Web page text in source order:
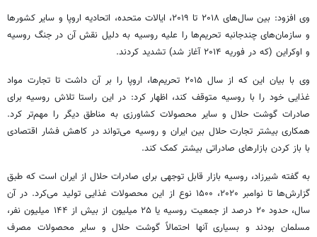
وی افزود: بین سال‌های ۲۰۱۸ تا ۲۰۱۹، ایالات متحده، اتحادیه اروپا و سایر کشورها
و سازمان‌های چندجانبه تحریم‌ها را علیه روسیه به دلیل نقش آن در جنگ روسیه
و اوکراین (که در فوریه ۲۰۱۴ آغاز شد) تشدید کردند.
وی با بیان این که از سال ۲۰۱۵ تحریم‌ها، اروپا را بر آن داشت تا تجارت مواد
غذایی خود را با روسیه متوقف کند، اظهار کرد: در این راستا تلاش روسیه برای
صادرات گوشت حلال و سایر محصولات کشاورزی به مناطق دیگر را مهم‌تر کرد.
همکاری بیشتر تجارت حلال بین ایران و روسیه می‌تواند در کاهش فشار اقتصادی
با باز کردن بازارهای صادراتی بیشتر کمک کند.
به گفته شیرزاد، روسیه بازار قابل توجهی برای صادرات حلال از ایران است که طبق
گزارش‌ها تا نوامبر ۲۰۲۰، ۱۵۰۰ نوع از این محصولات غذایی تولید می‌کرد. در آن
سال، حدود ۲۰ درصد از جمعیت روسیه یا ۲۵ میلیون از بیش از ۱۴۴ میلیون نفر،
مسلمان بودند و بسیاری آنها احتمالاً گوشت حلال و سایر محصولات مصرف